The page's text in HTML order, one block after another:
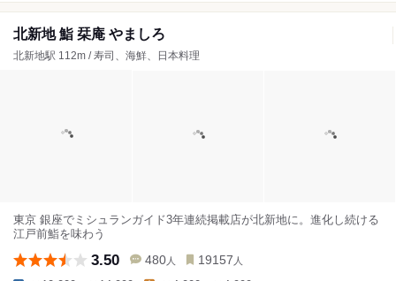
北新地 鮨 栞庵 やましろ
北新地駅 112m / 寿司、海鮮、日本料理
東京 銀座でミシュランガイド3年連続掲載店が北新地に。進化し続ける
江戸前鮨を味わう
3.50 480 人 19157 人